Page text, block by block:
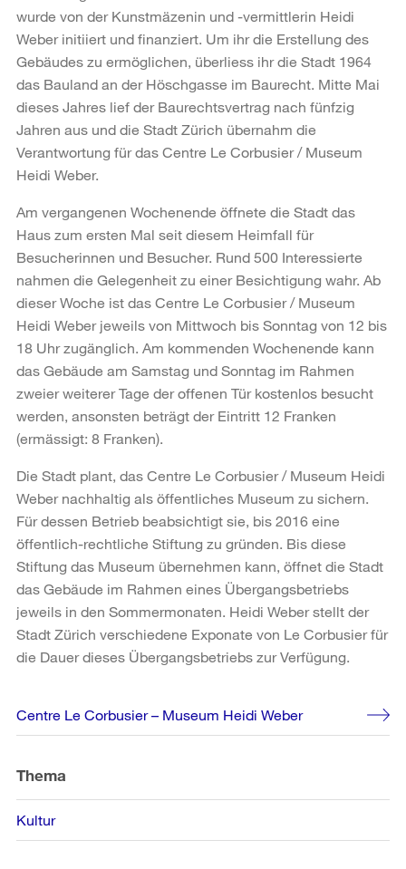
wurde von der Kunstmäzenin und -vermittlerin Heidi
Weber initiiert und finanziert. Um ihr die Erstellung des
Gebäudes zu ermöglichen, überliess ihr die Stadt 1964
das Bauland an der Höschgasse im Baurecht. Mitte Mai
dieses Jahres lief der Baurechtsvertrag nach fünfzig
Jahren aus und die Stadt Zürich übernahm die
Verantwortung für das Centre Le Corbusier / Museum
Heidi Weber.
Am vergangenen Wochenende öffnete die Stadt das
Haus zum ersten Mal seit diesem Heimfall für
Besucherinnen und Besucher. Rund 500 Interessierte
nahmen die Gelegenheit zu einer Besichtigung wahr. Ab
dieser Woche ist das Centre Le Corbusier / Museum
Heidi Weber jeweils von Mittwoch bis Sonntag von 12 bis
18 Uhr zugänglich. Am kommenden Wochenende kann
das Gebäude am Samstag und Sonntag im Rahmen
zweier weiterer Tage der offenen Tür kostenlos besucht
werden, ansonsten beträgt der Eintritt 12 Franken
(ermässigt: 8 Franken).
Die Stadt plant, das Centre Le Corbusier / Museum Heidi
Weber nachhaltig als öffentliches Museum zu sichern.
Für dessen Betrieb beabsichtigt sie, bis 2016 eine
öffentlich-rechtliche Stiftung zu gründen. Bis diese
Stiftung das Museum übernehmen kann, öffnet die Stadt
das Gebäude im Rahmen eines Übergangsbetriebs
jeweils in den Sommermonaten. Heidi Weber stellt der
Stadt Zürich verschiedene Exponate von Le Corbusier für
die Dauer dieses Übergangsbetriebs zur Verfügung.
Weitere
Informationen
Centre Le Corbusier – Museum Heidi Weber
Thema
Kultur